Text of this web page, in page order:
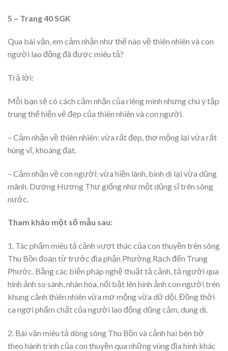
5 – Trang 40 SGK
Qua bài văn, em cảm nhận như thế nào về thiên nhiên và con
người lao động đã được miêu tả?
Trả lời:
Mỗi bạn sẽ có cách cảm nhận của riêng mình nhưng chú ý tập
trung thể hiện vẻ đẹp của thiên nhiên và con người.
– Cảm nhận về thiên nhiên: vừa rất đẹp, thơ mộng lại vừa rất
hùng vĩ, khoáng đạt.
– Cảm nhận về con người: vừa hiền lành, bình dị lại vừa dũng
mãnh. Dượng Hương Thư giống như một dũng sĩ trên sông
nước.
Tham khảo một số mẫu sau:
1. Tác phẩm miêu tả cảnh vượt thác của con thuyền trên sông
Thu Bồn đoạn từ trước địa phận Phường Rạch đến Trung
Phước. Bằng các biện pháp nghệ thuật tả cảnh, tả người qua
hình ảnh so sánh, nhân hóa, nổi bật lên hình ảnh con người trên
khung cảnh thiên nhiên vừa mơ mộng vừa dữ dội. Đồng thời
ca ngợi phẩm chất của người lao động dũng cảm, dung dị.
2. Bài văn miêu tả dòng sông Thu Bồn và cảnh hai bên bờ
theo hành trình của con thuyền qua những vùng địa hình khác